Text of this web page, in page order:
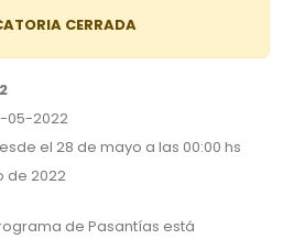
CERRADA
05-2022
el 28 de mayo a las 00:00 hs
de 2022
de Pasantías está